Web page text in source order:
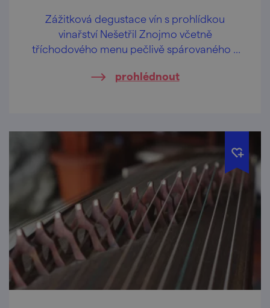
Zážitková degustace vín s prohlídkou
vinařství Nešetřil Znojmo včetně
tříchodového menu pečlivě spárovaného s
prohlédnout